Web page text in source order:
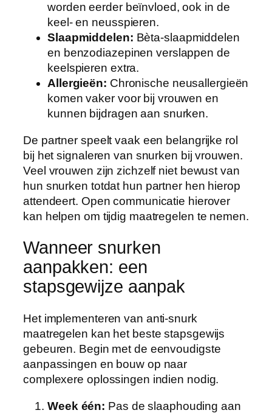
worden eerder beïnvloed, ook in de
keel- en neusspieren.
Slaapmiddelen: Bèta-slaapmiddelen
en benzodiazepinen verslappen de
keelspieren extra.
Allergieën: Chronische neusallergieën
komen vaker voor bij vrouwen en
kunnen bijdragen aan snurken.
De partner speelt vaak een belangrijke rol
bij het signaleren van snurken bij vrouwen.
Veel vrouwen zijn zichzelf niet bewust van
hun snurken totdat hun partner hen hierop
attendeert. Open communicatie hierover
kan helpen om tijdig maatregelen te nemen.
Wanneer snurken
aanpakken: een
stapsgewijze aanpak
Het implementeren van anti-snurk
maatregelen kan het beste stapsgewijs
gebeuren. Begin met de eenvoudigste
aanpassingen en bouw op naar
complexere oplossingen indien nodig.
Week één: Pas de slaaphouding aan